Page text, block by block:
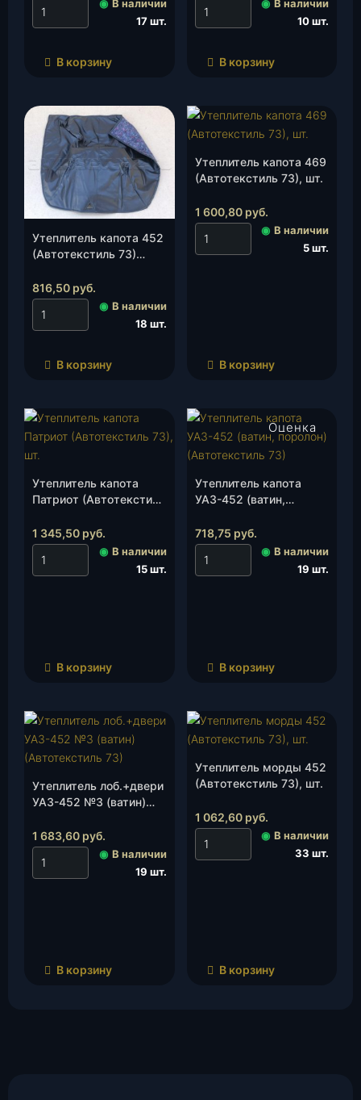
◉ В наличии
17 шт.
В корзину
◉ В наличии
10 шт.
В корзину
Утеплитель капота 452
(Автотекстиль 73)
шт.
816,50 руб.
◉ В наличии
18 шт.
В корзину
Утеплитель капота 469
(Автотекстиль 73), шт.
1 600,80 руб.
◉ В наличии
5 шт.
В корзину
Утеплитель капота
Патриот (Автотекстиль
1 345,50 руб.
◉ В наличии
15 шт.
В корзину
Утеплитель капота
УАЗ-452 (ватин,
73), шт.
Оценка
4.00из 5
718,75 руб.
◉ В наличии
19 шт.
В корзину
Утеплитель лоб.+двери
УАЗ-452 №3 (ватин)
1 683,60 руб.
◉ В наличии
19 шт.
В корзину
Утеплитель морды 452
(Автотекстиль 73), шт.
1 062,60 руб.
◉ В наличии
33 шт.
В корзину